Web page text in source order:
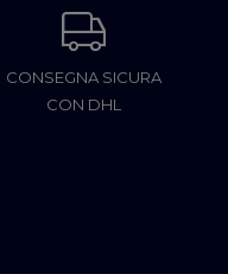
CONSEGNA SICURA
CON DHL